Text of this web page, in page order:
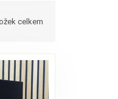
celkem